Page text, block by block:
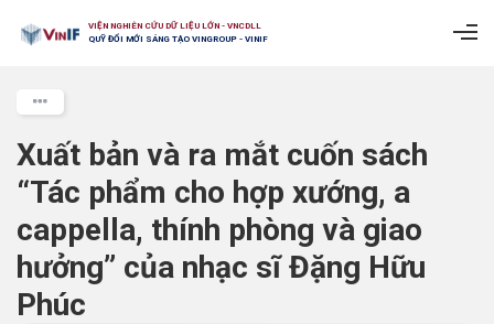
VIỆN NGHIÊN CỨU DỮ LIỆU LỚN - VNCDLL
QUỸ ĐỔI MỚI SÁNG TẠO VINGROUP - VINIF
Xuất bản và ra mắt cuốn sách
“Tác phẩm cho hợp xướng, a
cappella, thính phòng và giao
hưởng” của nhạc sĩ Đặng Hữu
Phúc